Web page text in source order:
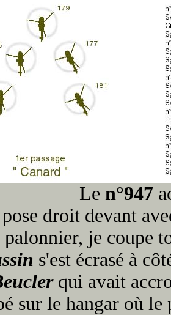
Le n°947
pose droit devant
palonnier, je coupe
s'est écrasé à
qui avait
sur le hangar où le